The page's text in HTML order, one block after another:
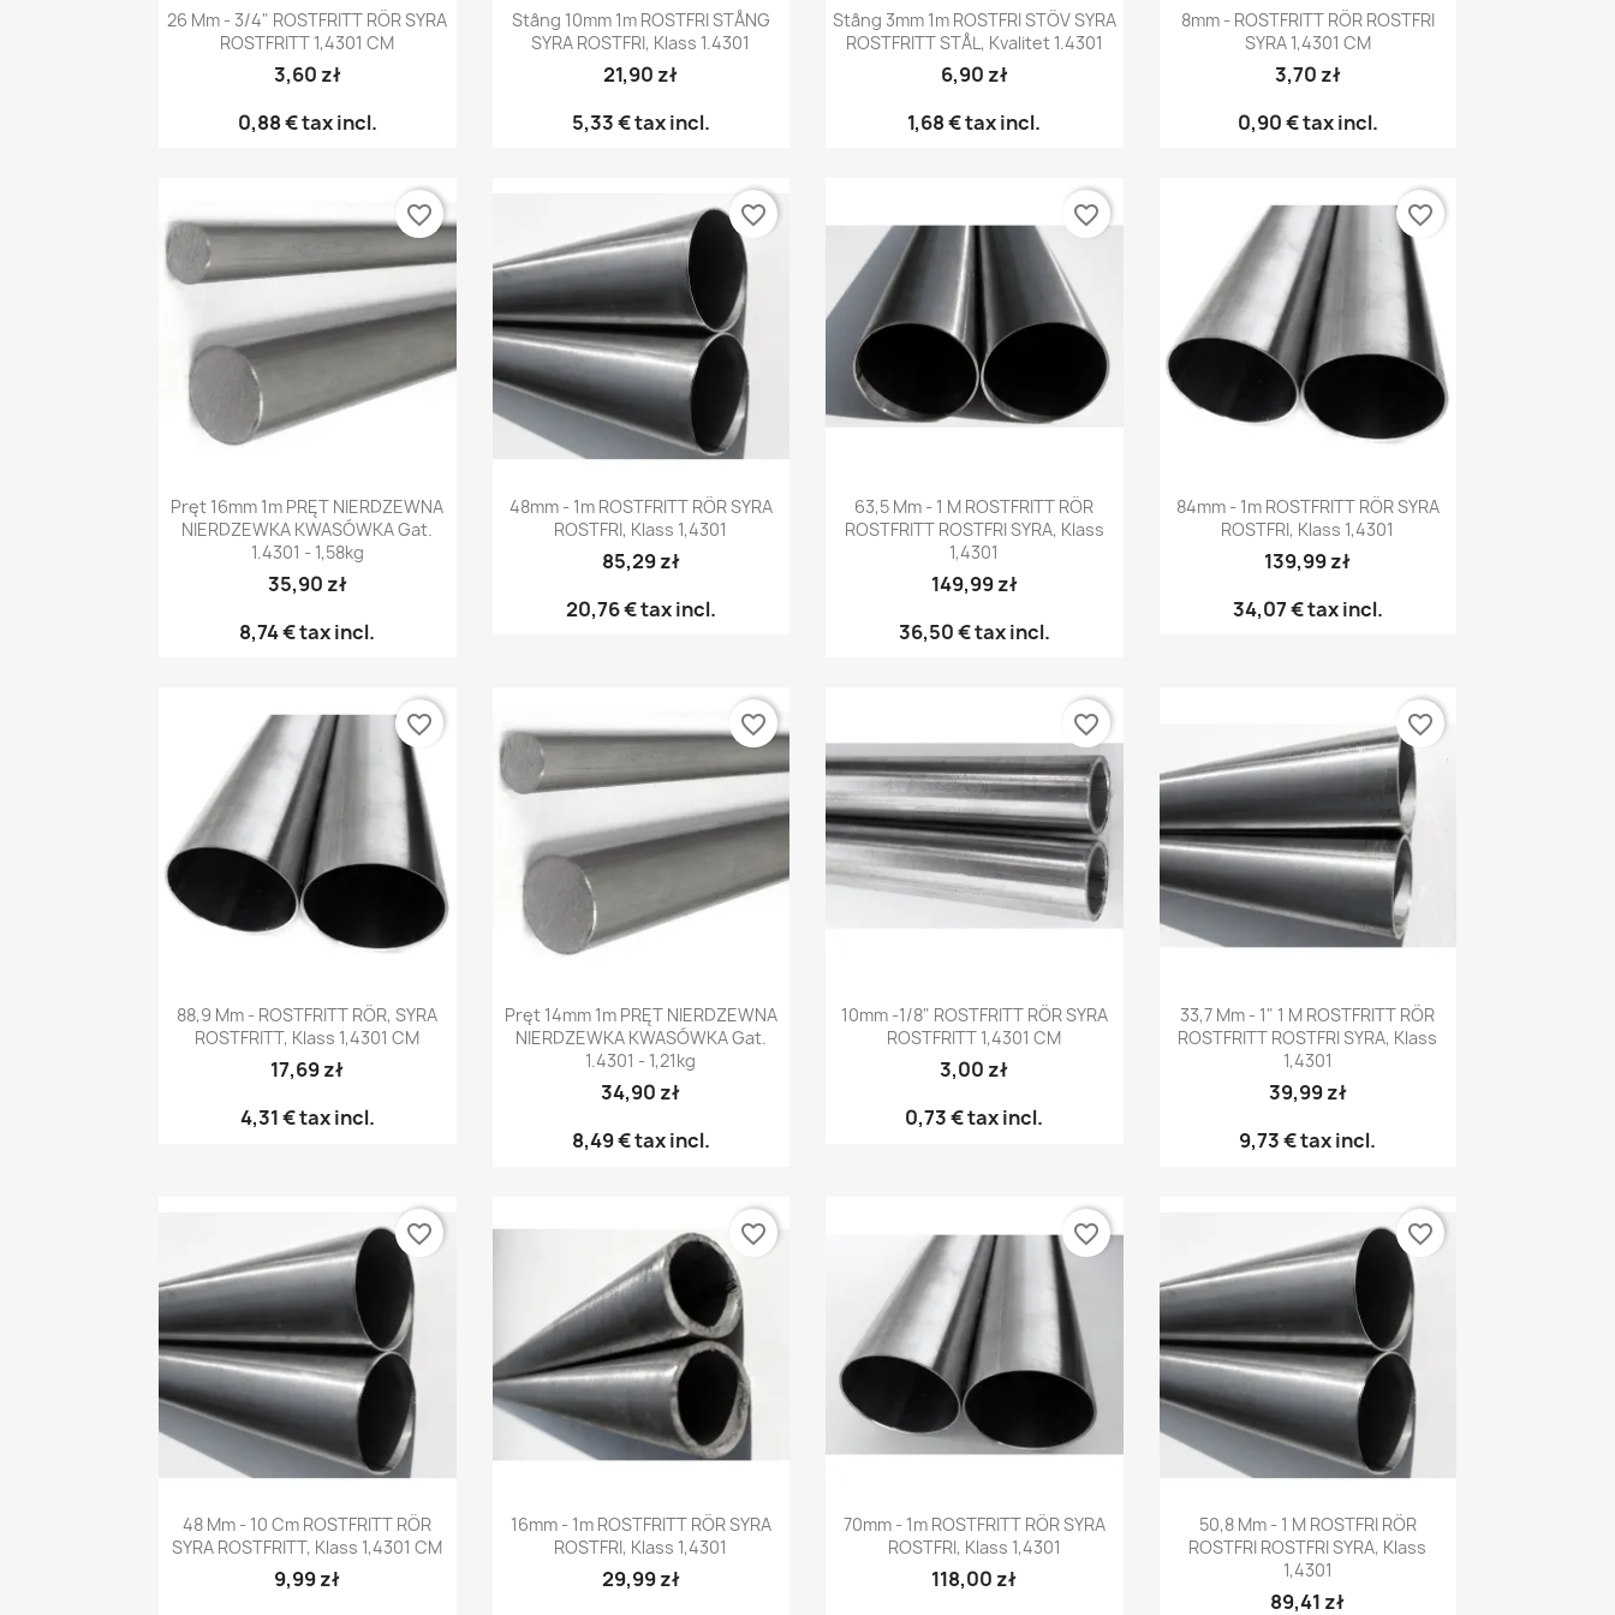
Snabbvy
26 Mm - 3/4" ROSTFRITT RÖR SYRA
ROSTFRITT 1,4301 CM
3,60 zł
0,88 €tax incl.
Snabbvy
Stång 10mm 1m ROSTFRI STÅNG
SYRA ROSTFRI, Klass 1.4301
21,90 zł
5,33 €tax incl.
Snabbvy
Stång 3mm 1m ROSTFRI STÖV SYRA
ROSTFRITT STÅL, Kvalitet 1.4301
6,90 zł
1,68 €tax incl.
Snabbvy
8mm - ROSTFRITT RÖR ROSTFRI
SYRA 1,4301 CM
3,70 zł
0,90 €tax incl.
Snabbvy
Pręt 16mm 1m PRĘT NIERDZEWNA
NIERDZEWKA KWASÓWKA Gat.
1.4301 - 1,58kg
35,90 zł
8,74 €tax incl.
favorite_border
Snabbvy
48mm - 1m ROSTFRITT RÖR SYRA
ROSTFRI, Klass 1,4301
85,29 zł
20,76 €tax incl.
favorite_border
 Snabbvy
63,5 Mm - 1 M ROSTFRITT RÖR
ROSTFRITT ROSTFRI SYRA, Klass
1,4301
149,99 zł
36,50 €tax incl.
favorite_border
Snabbvy
84mm - 1m ROSTFRITT RÖR SYRA
ROSTFRI, Klass 1,4301
139,99 zł
34,07 €tax incl.
favorite_border
Snabbvy
88,9 Mm - ROSTFRITT RÖR, SYRA
ROSTFRITT, Klass 1,4301 CM
17,69 zł
4,31 €tax incl.
favorite_border
Snabbvy
Pręt 14mm 1m PRĘT NIERDZEWNA
NIERDZEWKA KWASÓWKA Gat.
1.4301 - 1,21kg
34,90 zł
8,49 €tax incl.
favorite_border
Snabbvy
10mm -1/8" ROSTFRITT RÖR SYRA
ROSTFRITT 1,4301 CM
3,00 zł
0,73 €tax incl.
favorite_border
Snabbvy
33,7 Mm - 1" 1 M ROSTFRITT RÖR
ROSTFRITT ROSTFRI SYRA, Klass
1,4301
39,99 zł
9,73 €tax incl.
favorite_border
Snabbvy
48 Mm - 10 Cm ROSTFRITT RÖR
SYRA ROSTFRITT, Klass 1,4301 CM
9,99 zł
favorite_border
Snabbvy
16mm - 1m ROSTFRITT RÖR SYRA
ROSTFRI, Klass 1,4301
29,99 zł
favorite_border
Snabbvy
70mm - 1m ROSTFRITT RÖR SYRA
ROSTFRI, Klass 1,4301
118,00 zł
favorite_border
Snabbvy
50,8 Mm - 1 M ROSTFRI RÖR
ROSTFRI ROSTFRI SYRA, Klass
1,4301
89,41 zł
favorite_border